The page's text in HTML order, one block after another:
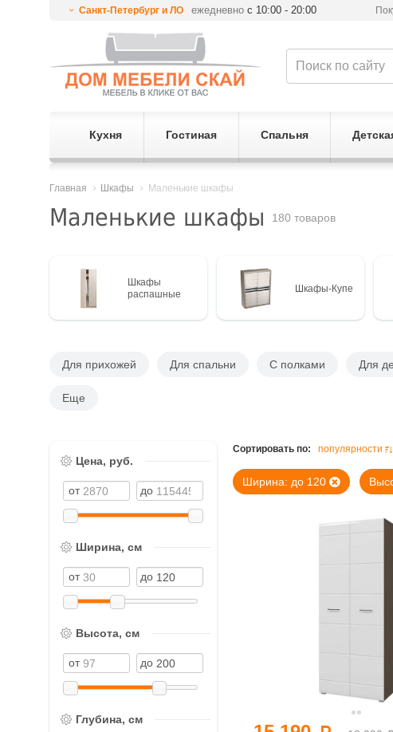
Санкт-Петербург и ЛО ежедневнос 10:00 - 20:00
Кухня Гостиная Спальня
Главная Шкафы Маленькие шкафы
Маленькие шкафы 180 товаров
Шкафы
распашные
Шкафы-Купе
Для прихожей Для спальни С полками Для
Еще
Цена, руб.
Ширина, см
Высота, см
Глубина, см
Сортировать по: популярности
Ширина: до 120